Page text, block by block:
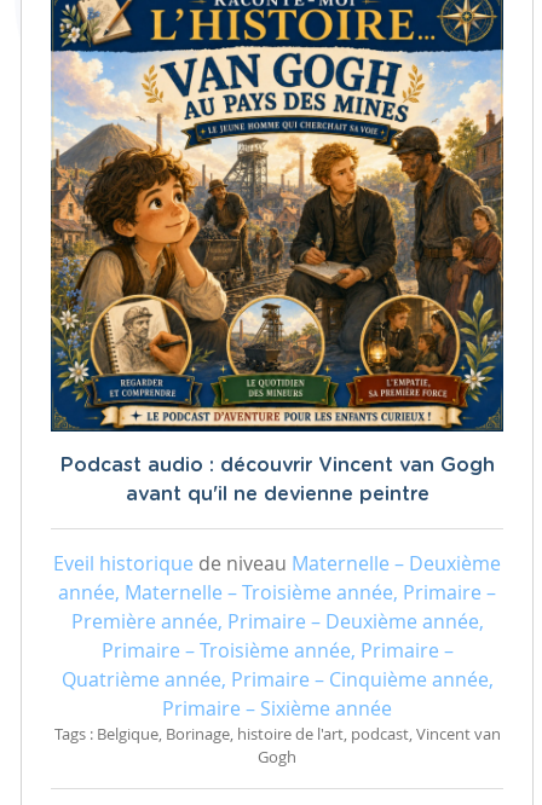
Podcast audio : découvrir Vincent van Gogh
avant qu'il ne devienne peintre
Eveil historique de niveau Maternelle – Deuxième
année, Maternelle – Troisième année, Primaire –
Première année, Primaire – Deuxième année,
Primaire – Troisième année, Primaire –
Quatrième année, Primaire – Cinquième année,
Primaire – Sixième année
Tags : Belgique, Borinage, histoire de l'art, podcast, Vincent van
Gogh